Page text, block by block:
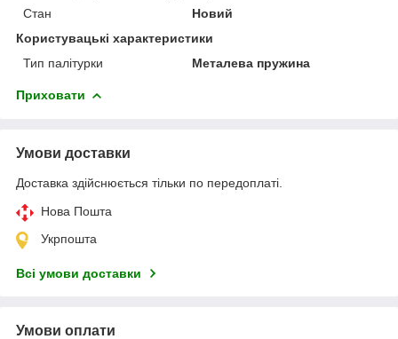
Стан
Новий
Користувацькі характеристики
Тип палітурки
Металева пружина
Приховати
Умови доставки
Доставка здійснюється тільки по передоплаті.
Нова Пошта
Укрпошта
Всі умови доставки
Умови оплати